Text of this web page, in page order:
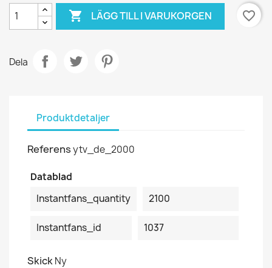
 LÄGG TILL I VARUKORGEN favorite_border
Dela
Produktdetaljer
Referensytv_de_2000
Datablad
Instantfans_quantity
2100
Instantfans_id 1037
SkickNy